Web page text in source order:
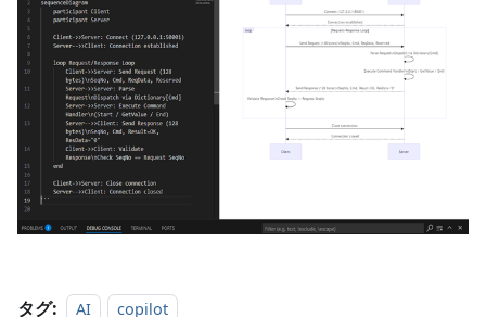
タグ: AI copilot